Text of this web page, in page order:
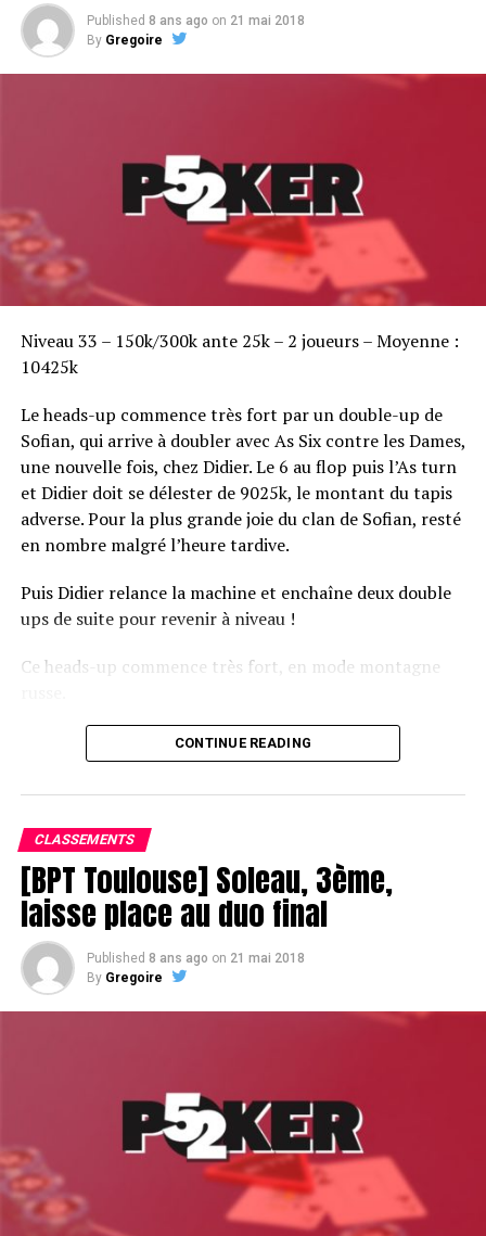
Published 8 ans ago on 21 mai 2018
By Gregoire
Niveau 33 – 150k/300k ante 25k – 2 joueurs – Moyenne :
10425k
Le heads-up commence très fort par un double-up de
Sofian, qui arrive à doubler avec As Six contre les Dames,
une nouvelle fois, chez Didier. Le 6 au flop puis l’As turn
et Didier doit se délester de 9025k, le montant du tapis
adverse. Pour la plus grande joie du clan de Sofian, resté
en nombre malgré l’heure tardive.
Puis Didier relance la machine et enchaîne deux double
ups de suite pour revenir à niveau !
Ce heads-up commence très fort, en mode montagne
Le champagne va réchauffer si les deux finalistes ne se décident pas !
CONTINUE READING
CLASSEMENTS
[BPT Toulouse] Soleau, 3ème,
laisse place au duo final
Published 8 ans ago on 21 mai 2018
By Gregoire